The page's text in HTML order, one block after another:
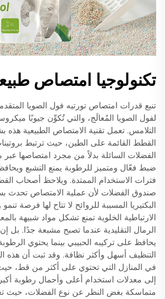
تكنولوجيا امتصاص
تنبع قدرات امتصاص تورتيه فول الصويا
لفول الصويا المُعالَج، والتي تُكوِّن جيوبًا
التلامس. تعمل تقنية الامتصاص الطبيعية
القطط القائمة على الطين، حيث ترتبط
الفضلات السائلة بدلاً من مجرد امتصاصها عبر
ضبط فعّال ومتميز للرطوبة يمنع التشبع
فترات الاستخدام الممتدة. ويلاحظ أصحاب
صندوق الفضلات لأن عملية الامتصاص تحدث
البكتيريا المسببة للروائح لا تتاح لها فرصة
الارتباطية الخلوية تمنع تشكل مواد شبيهة
الرمال التقليدية عندما تصبح مشبعة جدًا. بل
يحافظ على تركيبه الحبيبي بينما يحتوي
التنظيف أسهل وأكثر نظافة. وقد ثبت أن هذه
في المنازل التي تحتوي على أكثر من قط،
إلى معدلات استخدام أعلى وأحمال رطوبة
متماسكة بغض النظر عن نوع الفضلات، حيث